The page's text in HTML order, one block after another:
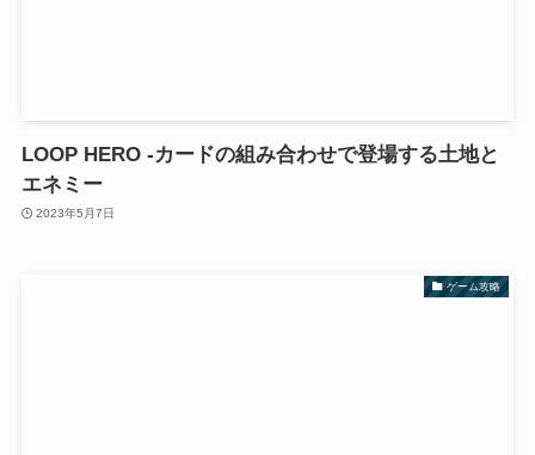
LOOP HERO -カードの組み合わせで登場する土地と
エネミー
2023年5月7日
ゲーム攻略